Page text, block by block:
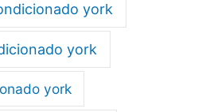
york
york
york